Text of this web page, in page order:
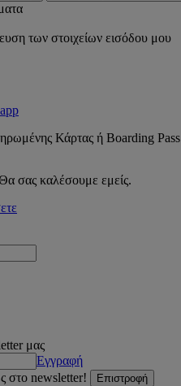
των στοιχείων εισόδου μου
Κάρτας ή Boarding Pass
σας καλέσουμε εμείς.
μας
Εγγραφή
στο newsletter!
Επιστροφή